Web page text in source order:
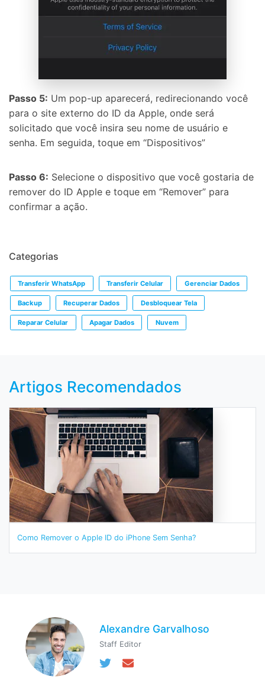
Passo 5: Um pop-up aparecerá, redirecionando você
para o site externo do ID da Apple, onde será
solicitado que você insira seu nome de usuário e
senha. Em seguida, toque em “Dispositivos”
Passo 6: Selecione o dispositivo que você gostaria de
remover do ID Apple e toque em “Remover” para
confirmar a ação.
Categorias
Transferir WhatsApp Transferir Celular Gerenciar Dados
Backup Recuperar Dados Desbloquear Tela
Reparar Celular Apagar Dados Nuvem
Artigos Recomendados
Como Remover o Apple ID do iPhone Sem Senha?
Alexandre Garvalhoso
Staff Editor